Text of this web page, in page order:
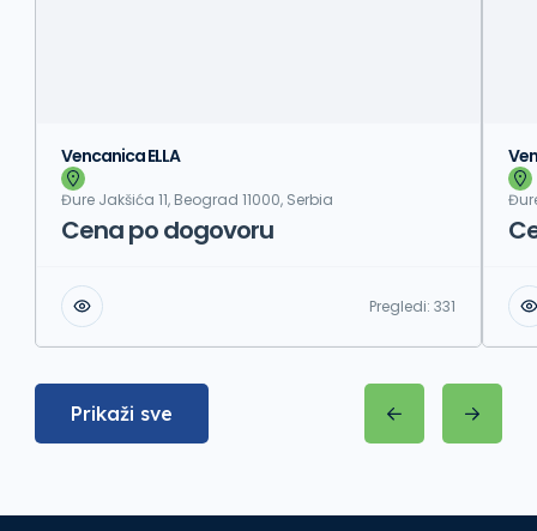
Vencanica ELLA
Đure Jakšića 11, Beograd 11000, Serbia
Cena po dogovoru
Pregledi:331
Prikaži sve